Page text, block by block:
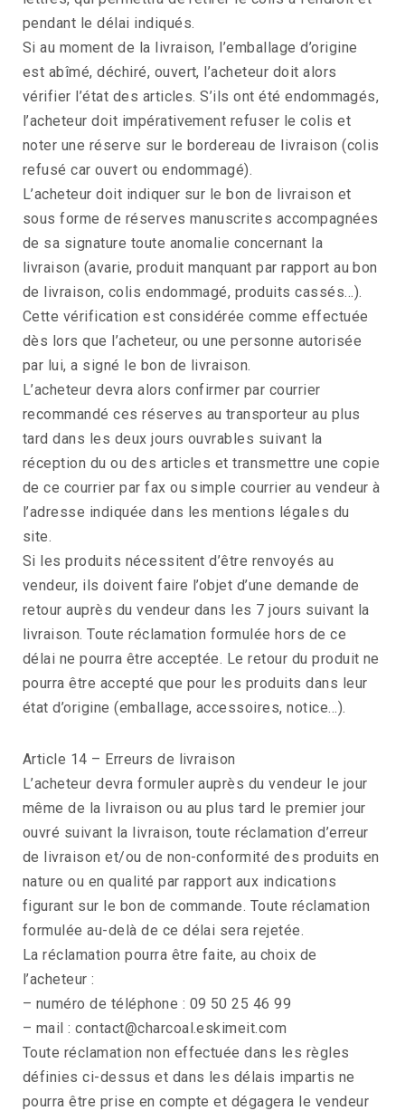
pendant le délai indiqués.
Si au moment de la livraison, l’emballage d’origine
est abîmé, déchiré, ouvert, l’acheteur doit alors
vérifier l’état des articles. S’ils ont été endommagés,
l’acheteur doit impérativement refuser le colis et
noter une réserve sur le bordereau de livraison (colis
refusé car ouvert ou endommagé).
L’acheteur doit indiquer sur le bon de livraison et
sous forme de réserves manuscrites accompagnées
de sa signature toute anomalie concernant la
livraison (avarie, produit manquant par rapport au bon
de livraison, colis endommagé, produits cassés…).
Cette vérification est considérée comme effectuée
dès lors que l’acheteur, ou une personne autorisée
par lui, a signé le bon de livraison.
L’acheteur devra alors confirmer par courrier
recommandé ces réserves au transporteur au plus
tard dans les deux jours ouvrables suivant la
réception du ou des articles et transmettre une copie
de ce courrier par fax ou simple courrier au vendeur à
l’adresse indiquée dans les mentions légales du
site.
Si les produits nécessitent d’être renvoyés au
vendeur, ils doivent faire l’objet d’une demande de
retour auprès du vendeur dans les 7 jours suivant la
livraison. Toute réclamation formulée hors de ce
délai ne pourra être acceptée. Le retour du produit ne
pourra être accepté que pour les produits dans leur
état d’origine (emballage, accessoires, notice…).
Article 14 – Erreurs de livraison
L’acheteur devra formuler auprès du vendeur le jour
même de la livraison ou au plus tard le premier jour
ouvré suivant la livraison, toute réclamation d’erreur
de livraison et/ou de non-conformité des produits en
nature ou en qualité par rapport aux indications
figurant sur le bon de commande. Toute réclamation
formulée au-delà de ce délai sera rejetée.
La réclamation pourra être faite, au choix de
l’acheteur :
– numéro de téléphone : 09 50 25 46 99
– mail : contact@charcoal.eskimeit.com
Toute réclamation non effectuée dans les règles
définies ci-dessus et dans les délais impartis ne
pourra être prise en compte et dégagera le vendeur